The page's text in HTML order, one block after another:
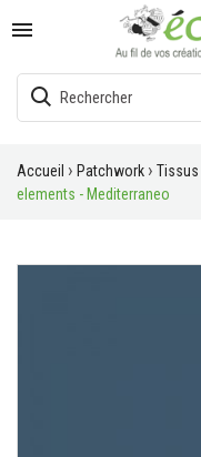

Accueil Patchwork Tissus
elements - Mediterraneo